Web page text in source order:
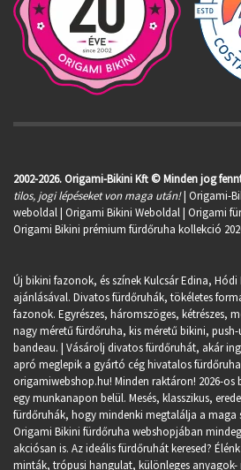
2002-2026. Origami-Bikini Kft © Minden jog
tilos, jogi lépéseket von maga után!| Origami-
weboldal | Origami Bikini Weboldal | Origami
Origami Bikini prémium fürdőruha kollekció
Új bikini fazonok, és színek Kulcsár Edina, Hódi
ajánlásával. Divatos fürdőruhák, tökéletes
fazonok. Egyrészes, háromszöges, kétrészes,
nagy méretű fürdőruha, kis méretű bikini,
bandeau. | Vásárolj divatos fürdőruhát, akár
apró meglepik a gyártó cég hivatalos
origamiwebshop.hu! Minden raktáron! 2026-
egy munkanapon belül. Mesés, klasszikus,
fürdőruhák, hogy mindenki megtalálja a maga
Origami Bikini fürdőruha webshopjában
akciósan is. Az ideális fürdőruhát keresed?
minták, trópusi hangulat, különleges